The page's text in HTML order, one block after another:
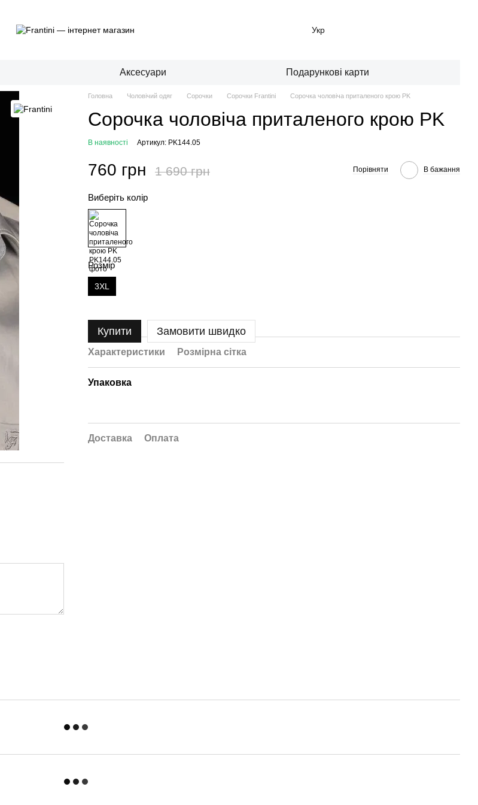
Укр
Аксесуари Подарункові карти
Головна Чоловічий одяг Сорочки Сорочки Frantini Сорочка чоловіча приталеного крою PK
Сорочка чоловіча приталеного крою PK
В наявності Артикул: PK144.05
760 грн 1 690 грн Порівняти В бажання
Виберіть колір
Розмір
3XL
Купити Замовити швидко
Характеристики Розмірна сітка
Упаковка
Доставка Оплата